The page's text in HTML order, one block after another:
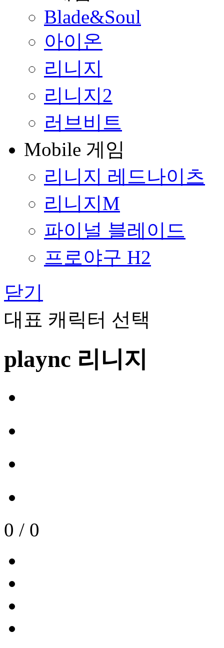
Blade&Soul
아이온
리니지
리니지2
러브비트
Mobile 게임
리니지 레드나이츠
리니지M
파이널 블레이드
프로야구 H2
닫기
대표 캐릭터 선택
plaync 리니지
0 / 0